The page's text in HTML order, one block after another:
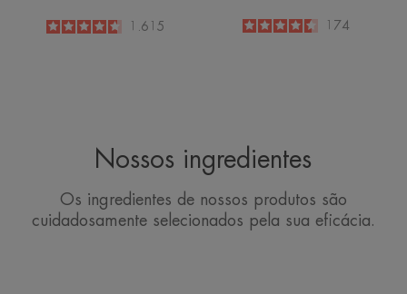
4.6
1.615 4.5
174
Nossos ingredientes
Os ingredientes de nossos produtos são
cuidadosamente selecionados pela sua eficácia.